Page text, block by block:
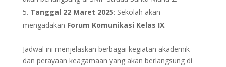
Tanggal 22 Maret 2025: Sekolah akan
mengadakan Forum Komunikasi Kelas IX.
Jadwal ini menjelaskan berbagai kegiatan akademik
dan perayaan keagamaan yang akan berlangsung di